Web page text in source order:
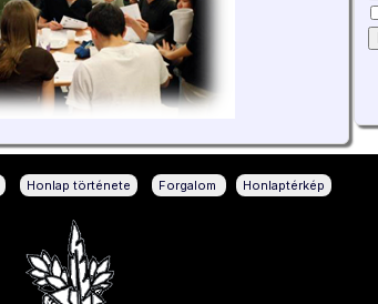
| Honlap története | Forgalom | Honlaptérkép